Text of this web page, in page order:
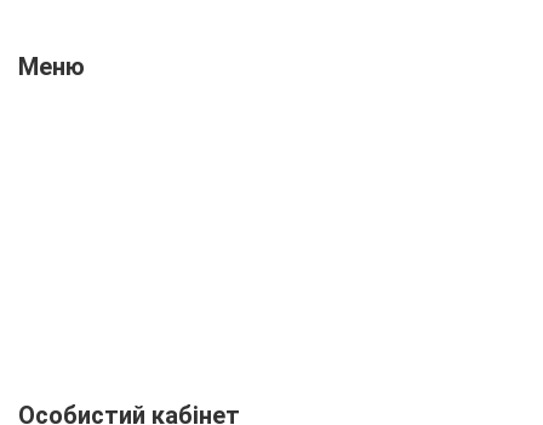
Меню
Особистий кабінет